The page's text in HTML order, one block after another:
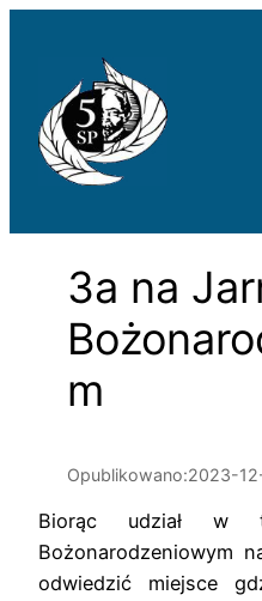
3a na
m
Opublikowano:2023-
Biorąc udział w
Bożonarodzeniowym
odwiedzić miejsce